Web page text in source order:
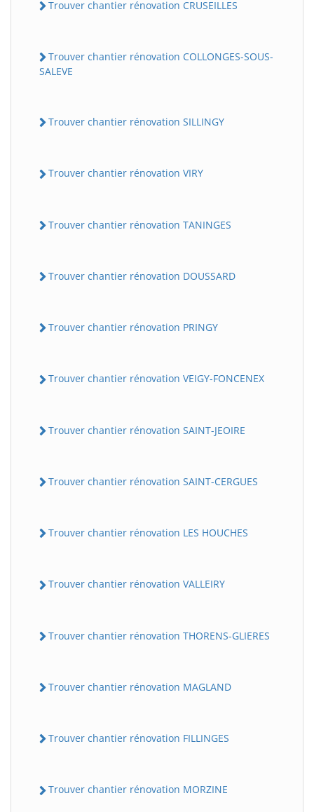
Trouver chantier rénovation CRUSEILLES
Trouver chantier rénovation COLLONGES-SOUS-
SALEVE
Trouver chantier rénovation SILLINGY
Trouver chantier rénovation VIRY
Trouver chantier rénovation TANINGES
Trouver chantier rénovation DOUSSARD
Trouver chantier rénovation PRINGY
Trouver chantier rénovation VEIGY-FONCENEX
Trouver chantier rénovation SAINT-JEOIRE
Trouver chantier rénovation SAINT-CERGUES
Trouver chantier rénovation LES HOUCHES
Trouver chantier rénovation VALLEIRY
Trouver chantier rénovation THORENS-GLIERES
Trouver chantier rénovation MAGLAND
Trouver chantier rénovation FILLINGES
Trouver chantier rénovation MORZINE